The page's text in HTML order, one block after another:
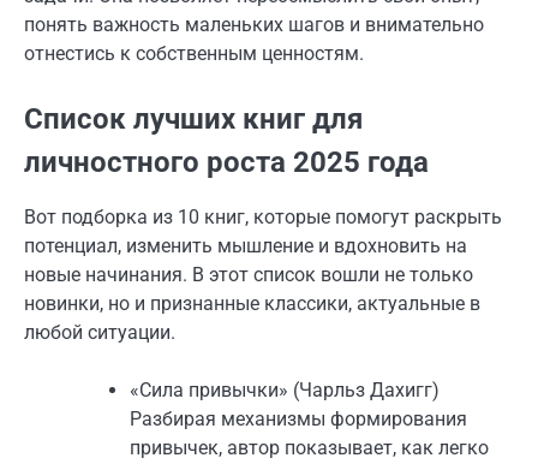
понять важность маленьких шагов и внимательно
отнестись к собственным ценностям.
Список лучших книг для
личностного роста 2025 года
Вот подборка из 10 книг, которые помогут раскрыть
потенциал, изменить мышление и вдохновить на
новые начинания. В этот список вошли не только
новинки, но и признанные классики, актуальные в
любой ситуации.
«Сила привычки» (Чарльз Дахигг)
Разбирая механизмы формирования
привычек, автор показывает, как легко